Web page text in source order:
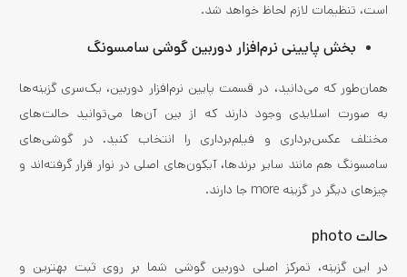
است، تنظیمات لازم لحاظ خواهد شد.
بخش پایینی نرم‌افزار دوربین گوشی سامسونگ
همان‌طور که می‌دانید، در قسمت پایین نرم‌افزار دوربین، یک‌سری گزینه‌ها
به صورت اسلایدی وجود دارند که از بین آن‌ها می‌توانید حالت‌های
مختلف عکس‌برداری و فیلم‌برداری را انتخاب کنید. در گوشی‌های
سامسونگ هم مانند سایر برندها، آیکون‌های اصلی در نوار قرار گرفته‌اند و
چیزهای دیگر در گزینه more جا دارند.
حالت photo
در این گزینه، تمرکز اصلی دوربین گوشی شما بر روی ثبت بهترین و